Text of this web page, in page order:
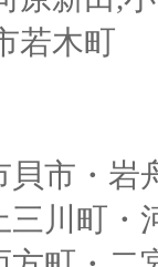
若木町
貝市・岩
川町・